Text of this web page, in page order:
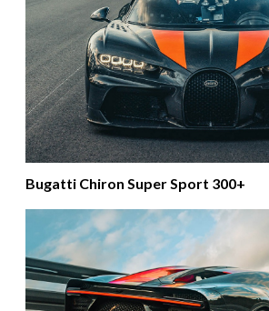
Bugatti Chiron Super Sport 300+